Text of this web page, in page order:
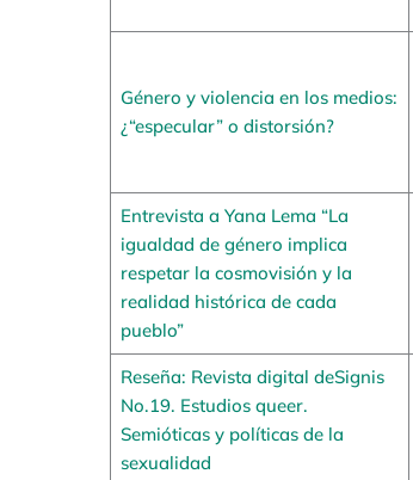
Género y violencia en los medios:
¿“especular” o distorsión?
Entrevista a Yana Lema “La
igualdad de género implica
respetar la cosmovisión y la
realidad histórica de cada
pueblo”
Reseña: Revista digital deSignis
No.19. Estudios queer.
Semióticas y políticas de la
sexualidad